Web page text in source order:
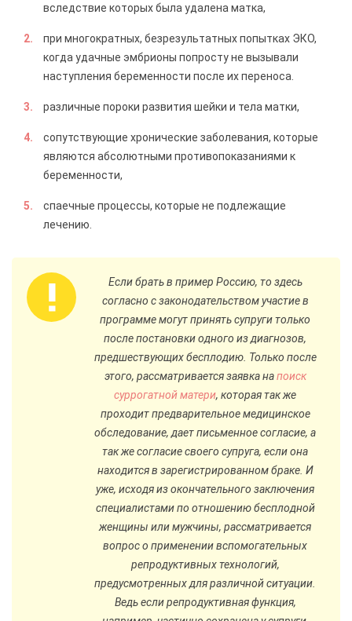
вследствие которых была удалена матка,
при многократных, безрезультатных попытках ЭКО,
когда удачные эмбрионы попросту не вызывали
наступления беременности после их переноса.
различные пороки развития шейки и тела матки,
сопутствующие хронические заболевания, которые
являются абсолютными противопоказаниями к
беременности,
спаечные процессы, которые не подлежащие
лечению.
Если брать в пример Россию, то здесь
согласно с законодательством участие в
программе могут принять супруги только
после постановки одного из диагнозов,
предшествующих бесплодию. Только после
этого, рассматривается заявка напоиск
суррогатной матери, которая так же
проходит предварительное медицинское
обследование, дает письменное согласие, а
так же согласие своего супруга, если она
находится в зарегистрированном браке. И
уже, исходя из окончательного заключения
специалистами по отношению бесплодной
женщины или мужчины, рассматривается
вопрос о применении вспомогательных
репродуктивных технологий,
предусмотренных для различной ситуации.
Ведь если репродуктивная функция,